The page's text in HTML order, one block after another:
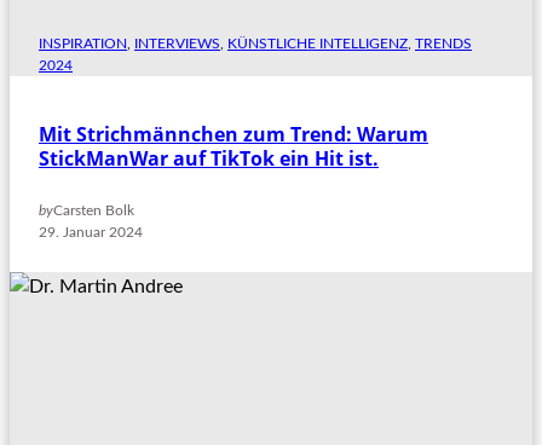
INSPIRATION INTERVIEWS KÜNSTLICHE INTELLIGENZ TRENDS
2024
Mit Strichmännchen zum Trend: Warum
StickManWar auf TikTok ein Hit ist.
byCarsten Bolk
29. Januar 2024